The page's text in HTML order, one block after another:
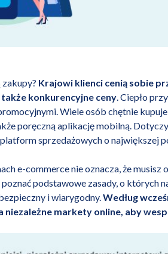
Krajowi klienci cenią sobie
konkurencyjne ceny. Ciepło
Wiele osób chętnie
poręczną aplikację mobilną.
sprzedażowych o największej
e-commerce nie oznacza, że musisz
podstawowe zasady, o których
i wiarygodny.Według
niezależne markety online, aby